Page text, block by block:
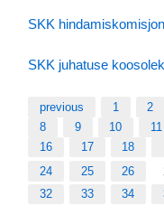
SKK
SKK juhatuse koosolek
previous 1 2
8
9 10 11
16
17 18
24
25 26
32
33 34